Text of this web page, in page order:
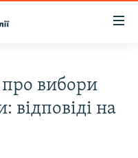
вибори
відповіді на